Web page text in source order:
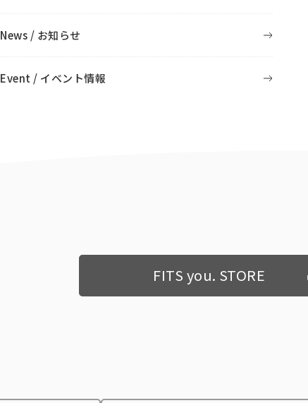
News / お知らせ
Event / イベント情報
FITS you. STORE